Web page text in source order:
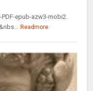
epub-azw3-mobi2.
Readmore